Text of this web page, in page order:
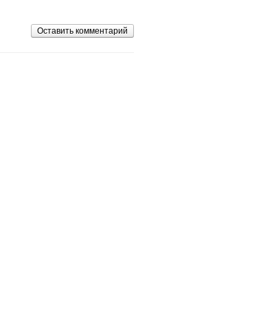
Оставить комментарий